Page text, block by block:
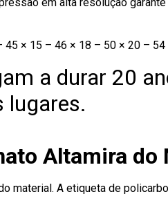
× 15 – 46 × 18 – 50 × 20 – 54
a durar 20
lugares.
Altamira do
material. A etiqueta de